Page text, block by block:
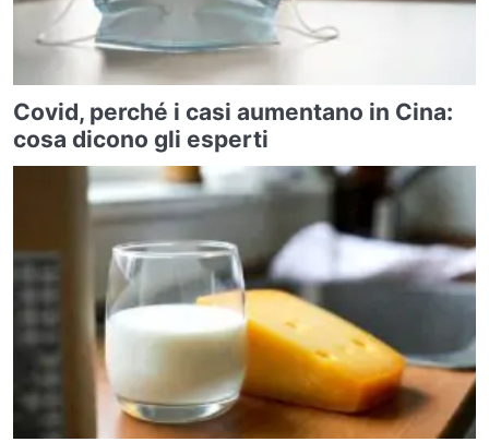
Covid, perché i casi aumentano in Cina:
cosa dicono gli esperti